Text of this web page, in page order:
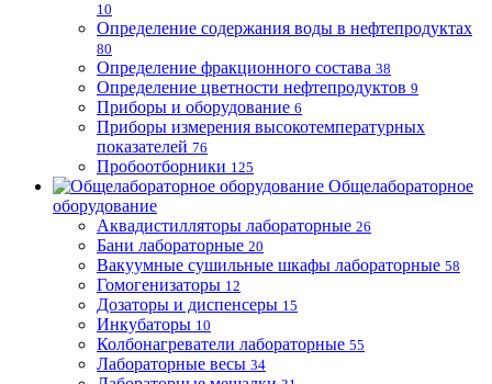
10
Определение содержания воды в нефтепродуктах
80
Определение фракционного состава 38
Определение цветности нефтепродуктов 9
Приборы и оборудование 6
Приборы измерения высокотемпературных
показателей 76
Пробоотборники 125
Общелабораторное
оборудование
Аквадистилляторы лабораторные 26
Бани лабораторные 20
Вакуумные сушильные шкафы лабораторные 58
Гомогенизаторы 12
Дозаторы и диспенсеры 15
Инкубаторы 10
Колбонагреватели лабораторные 55
Лабораторные весы 34